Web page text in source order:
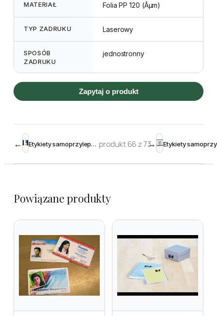
MATERIAŁ Folia PP 120 (Âµm)
TYP ZADRUKU Laserowy
SPOSÓB
ZADRUKU
jednostronny
Zapytaj o produkt
← Etykiety samoprzylepne przezroczyste matowe 97 x 42,3 mm (300szt) produkt 66 z 73→
Powiązane produkty